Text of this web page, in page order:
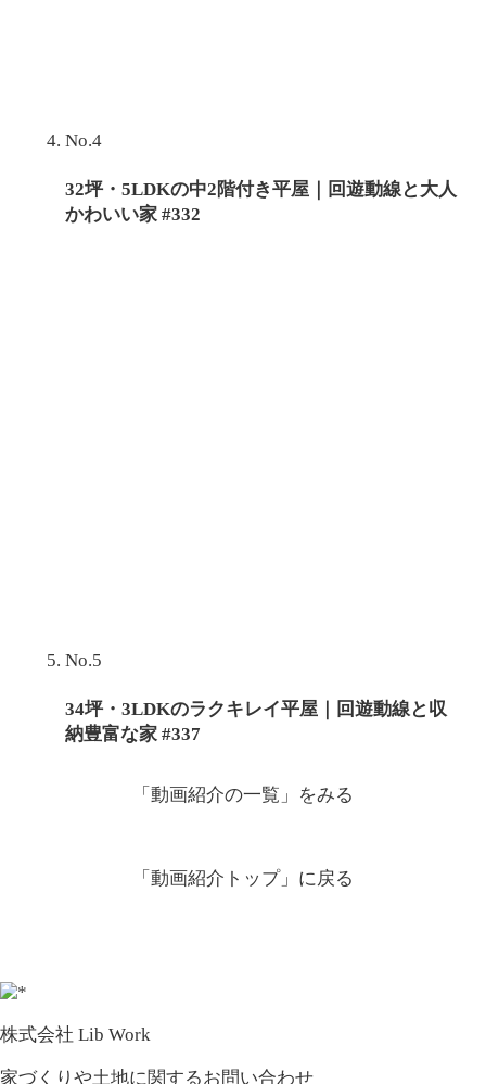
No.4
32坪・5LDKの中2階付き平屋｜回遊動線と大人
かわいい家 #332
No.5
34坪・3LDKのラクキレイ平屋｜回遊動線と収
納豊富な家 #337
「動画紹介の一覧」 をみる
「動画紹介トップ」 に戻る
株式会社 Lib Work
家づくりや土地に関するお問い合わせ